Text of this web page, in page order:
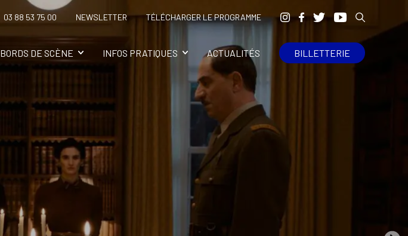
03 88 53 75 00 NEWSLETTER TÉLÉCHARGER LE PROGRAMME
BORDS DE SCÈNE INFOS PRATIQUES ACTUALITÉS BILLETTERIE